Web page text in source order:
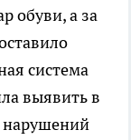
обуви, а за
система
выявить в
нарушений